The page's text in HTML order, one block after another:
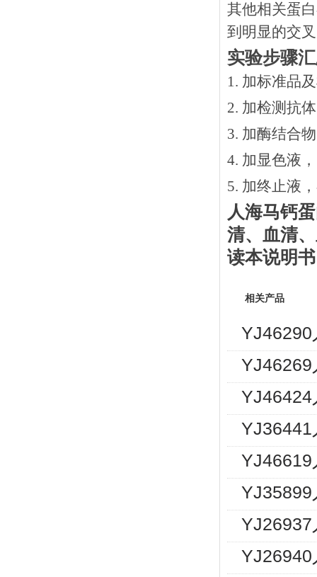
其他相关蛋
到明显的交
实验步骤
1. 加标准品
2. 加检测抗
3. 加酶结合
4. 加显色液
5. 加终止液
人海马钙
清、血清
读本说明书
相关产品
YJ46290
YJ46269
YJ46424
YJ36441
YJ46619
YJ35899
YJ26937
YJ26940